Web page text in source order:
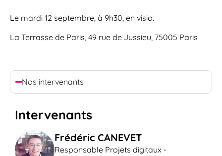
Le mardi 12 septembre, à 9h30, en visio.
La Terrasse de Paris, 49 rue de Jussieu, 75005 Paris
Nos intervenants
Intervenants
Frédéric CANEVET
Responsable Projets digitaux -